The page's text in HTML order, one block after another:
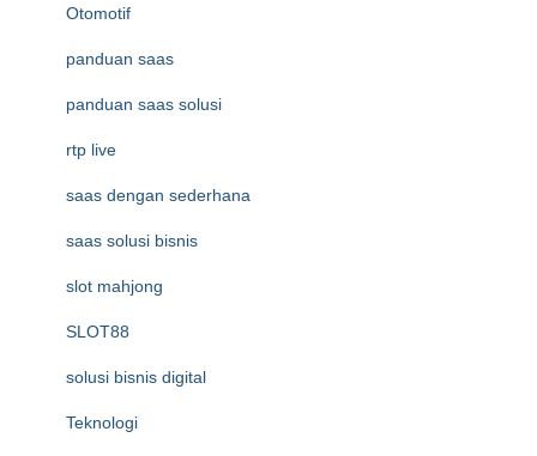
Otomotif
panduan saas
panduan saas solusi
rtp live
saas dengan sederhana
saas solusi bisnis
slot mahjong
SLOT88
solusi bisnis digital
Teknologi